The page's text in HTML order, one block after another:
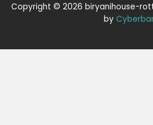
Copyright © 2026 biryanihouse-
by